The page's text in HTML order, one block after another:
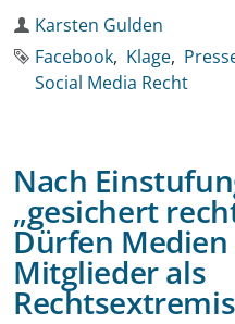
Autor
Karsten Gulden
Schlagworte
Facebook Klage
Social Media Recht
Nach
„gesichert
Dürfen
Mitglieder als